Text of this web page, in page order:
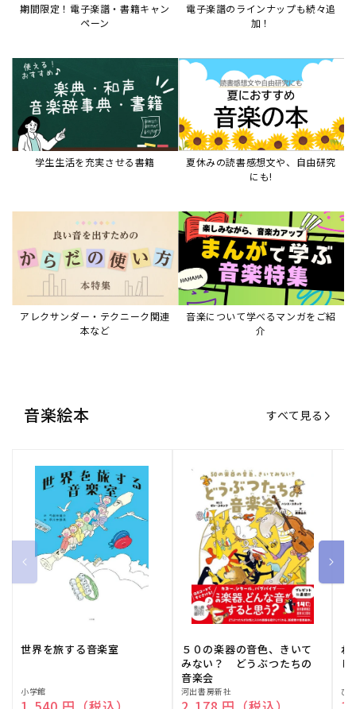
期間限定！電子楽譜・書籍キャン
ペーン
電子楽譜のラインナップも続々追
加！
学生生活を充実させる書籍
夏休みの読書感想文や、自由研究
にも!
アレクサンダー・テクニーク関連
本など
音楽について学べるマンガをご紹
介
音楽絵本 すべて見る
世界を旅する音楽室
販
小学館
５０の楽器の音色、きいて
みない？ どうぶつたちの
音楽会
販
河出書房新社
ね
販ひ